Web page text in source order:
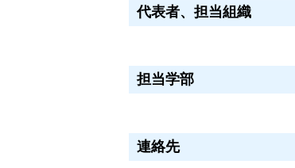
代表者、担当組織
担当学部
連絡先